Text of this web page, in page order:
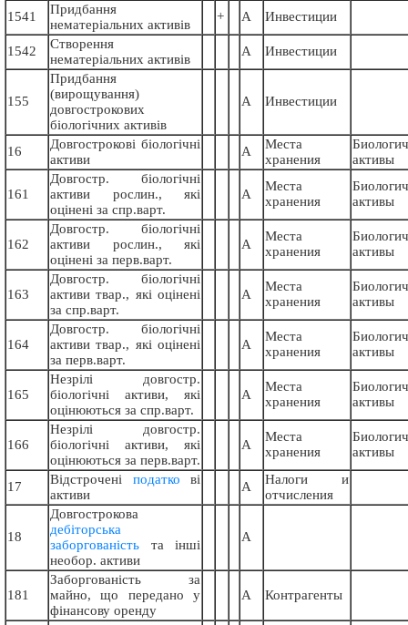
1541
Придбання
нематеріальних активів
+ А Инвестиции
1542
Cтворення
нематеріальних активів
А Инвестиции
155
Придбання
(вирощування)
довгострокових
біологічних активів
А Инвестиции
16
Довгострокові біологічні
активи
А
Места
хранения
активы
161
Довгостр. біологічні
активи рослин., які
оцінені за спр.варт.
А
Места
хранения
активы
162
Довгостр. біологічні
активи рослин., які
оцінені за перв.варт.
А
Места
хранения
активы
163
Довгостр. біологічні
активи твар., які оцінені
за спр.варт.
А
Места
хранения
активы
164
Довгостр. біологічні
активи твар., які оцінені
за перв.варт.
А
Места
хранения
активы
165
Незрілі довгостр.
біологічні активи, які
оцінюються за спр.варт.
А
Места
хранения
активы
166
Незрілі довгостр.
біологічні активи, які
оцінюються за перв.варт.
А
Места
хранения
активы
17 Відстрочені податко ві
активи
А
Налоги и
отчисления
18
Довгострокова
дебіторська
заборгованість та інші
необор. активи
А
181
Заборгованість за
майно, що передано у
фінансову оренду
А Контрагенты